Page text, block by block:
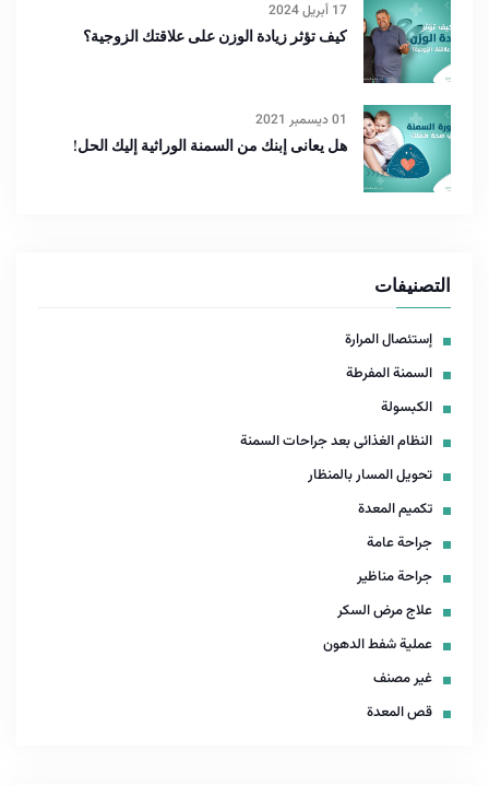
17 أبريل 2024
كيف تؤثر زيادة الوزن على علاقتك الزوجية؟
01 ديسمبر 2021
هل يعانى إبنك من السمنة الوراثية إليك الحل!
التصنيفات
إستئصال المرارة
السمنة المفرطة
الكبسولة
النظام الغذائى بعد جراحات السمنة
تحويل المسار بالمنظار
تكميم المعدة
جراحة عامة
جراحة مناظير
علاج مرض السكر
عملية شفط الدهون
غير مصنف
قص المعدة